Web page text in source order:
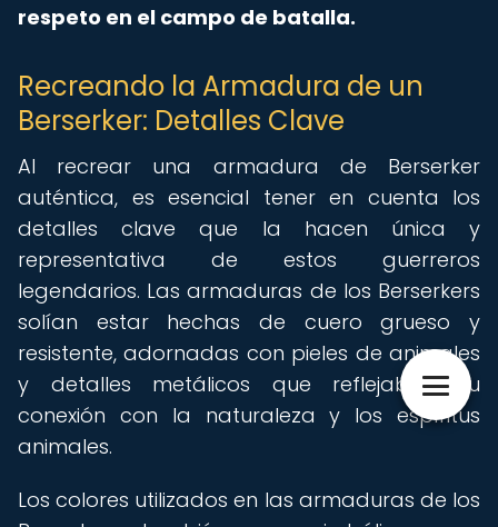
respeto en el campo de batalla.
Recreando la Armadura de un
Berserker: Detalles Clave
Al recrear una armadura de Berserker
auténtica, es esencial tener en cuenta los
detalles clave que la hacen única y
representativa de estos guerreros
legendarios. Las armaduras de los Berserkers
solían estar hechas de cuero grueso y
resistente, adornadas con pieles de animales
y detalles metálicos que reflejaban su
conexión con la naturaleza y los espíritus
animales.
Los colores utilizados en las armaduras de los